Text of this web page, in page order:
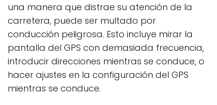
una manera que distrae su atención de la
carretera, puede ser multado por
conducción peligrosa. Esto incluye mirar la
pantalla del GPS con demasiada frecuencia,
introducir direcciones mientras se conduce, o
hacer ajustes en la configuración del GPS
mientras se conduce.